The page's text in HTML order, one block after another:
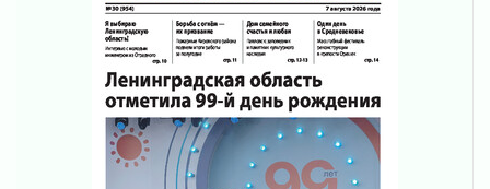
В Ленобласти растет потребление
мобильного трафика
04 августа 2026
Полумрак бьёт по карману
04 августа 2026
Вниманию автомобилистов!
04 августа 2026